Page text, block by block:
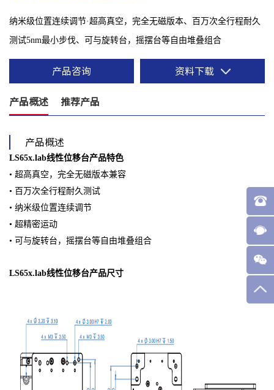
纳米级位置连续调节·超高真空，完全无磁版本、百万次全行程耐久
测试5nm最小步伐、可与旋转台，摇摆台等自由堆叠组合
产品咨询 资料下载
产品概述 推荐产品
产品概述
LS65x.lab线性位移台产品特⾊
• 超⾼真空，完全⽆磁版本兼容
• 百万次全⾏程耐久测试
• 纳⽶级位置连续调节
• 超精密运动
• 可与旋转台，摇摆台等⾃由堆叠组合
LS65x.lab线性位移台产品尺⼨